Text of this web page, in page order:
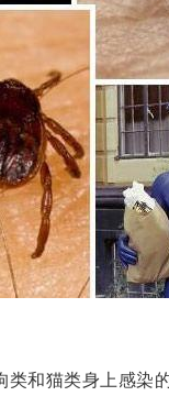
和猫类身上感染